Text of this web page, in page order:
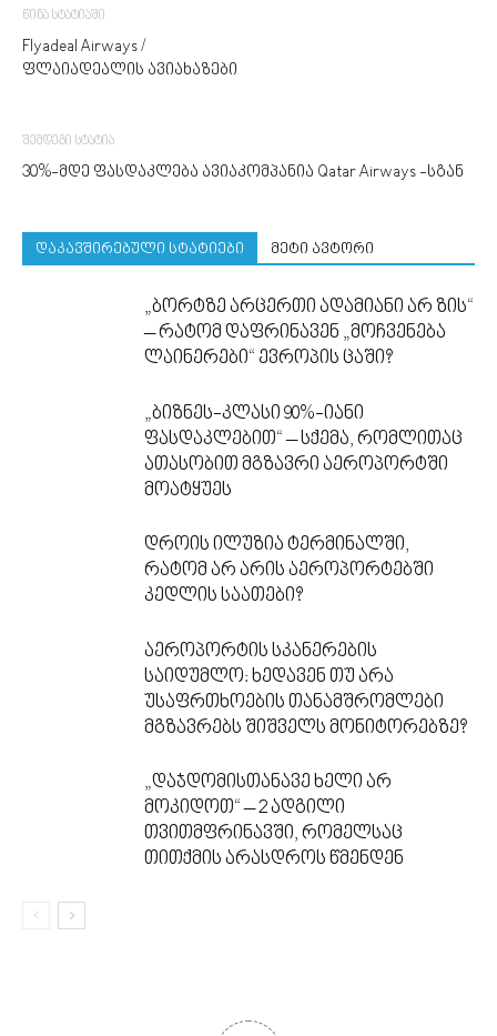
წინა სტატიაში
Flyadeal Airways /
ფლაიადეალის ავიახაზები
შემდეგი სტატია
30%-მდე ფასდაკლება ავიაკომპანია Qatar Airways -სგან
დაკავშირებული სტატიები მეტი ავტორი
„ბორტზე არცერთი ადამიანი არ ზის“
– რატომ დაფრინავენ „მოჩვენება
ლაინერები“ ევროპის ცაში?
„ბიზნეს-კლასი 90%-იანი
ფასდაკლებით“ – სქემა, რომლითაც
ათასობით მგზავრი აეროპორტში
მოატყუეს
დროის ილუზია ტერმინალში,
რატომ არ არის აეროპორტებში
კედლის საათები?
აეროპორტის სკანერების
საიდუმლო: ხედავენ თუ არა
უსაფრთხოების თანამშრომლები
მგზავრებს შიშველს მონიტორებზე?
„დაჯდომისთანავე ხელი არ
მოკიდოთ“ – 2 ადგილი
თვითმფრინავში, რომელსაც
თითქმის არასდროს წმენდენ